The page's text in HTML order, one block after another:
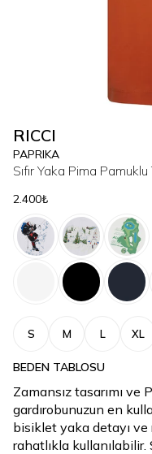
RICCI
PAPRIKA
Sıfır Yaka Pima
2.400₺
S M L XL
BEDEN TABLOSU
Zamansız tasarımı ve
gardırobunuzun en
bisiklet yaka detayı
rahatlıkla